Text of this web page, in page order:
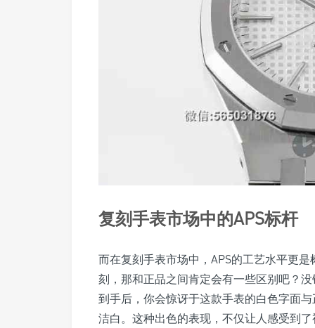
复刻手表市场中的APS标杆
而在复刻手表市场中，APS的工艺水平更
刻，那和正品之间肯定会有一些区别吧？
到手后，你会惊讶于这款手表的白色字面
洁白。这种出色的表现，不仅让人感受到